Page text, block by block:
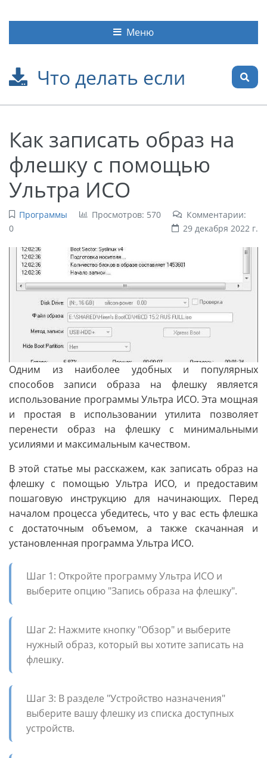
Что делать если
Меню
Как записать образ на
флешку с помощью
Ультра ИСО
Программы Просмотров: 570
Комментарии:
0
29 декабря 2022 г.
Одним из наиболее удобных и популярных
способов записи образа на флешку является
использование программы Ультра ИСО. Эта мощная
и простая в использовании утилита позволяет
перенести образ на флешку с минимальными
усилиями и максимальным качеством.
В этой статье мы расскажем, как записать образ на
флешку с помощью Ультра ИСО, и предоставим
пошаговую инструкцию для начинающих. Перед
началом процесса убедитесь, что у вас есть флешка
с достаточным объемом, а также скачанная и
установленная программа Ультра ИСО.
Шаг 1: Откройте программу Ультра ИСО и
выберите опцию "Запись образа на флешку".
Шаг 2: Нажмите кнопку "Обзор" и выберите
нужный образ, который вы хотите записать на
флешку.
Шаг 3: В разделе "Устройство назначения"
выберите вашу флешку из списка доступных
устройств.